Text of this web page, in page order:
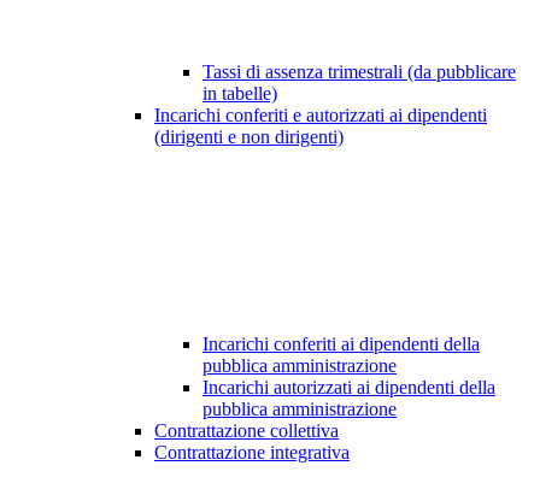
Tassi di assenza trimestrali (da pubblicare
in tabelle)
Incarichi conferiti e autorizzati ai dipendenti
(dirigenti e non dirigenti)
Incarichi conferiti ai dipendenti della
pubblica amministrazione
Incarichi autorizzati ai dipendenti della
pubblica amministrazione
Contrattazione collettiva
Contrattazione integrativa